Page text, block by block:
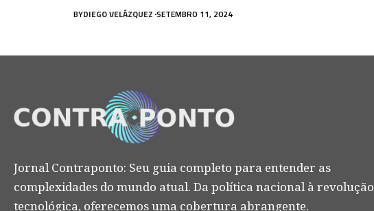
BYDIEGO VELÁZQUEZ SETEMBRO 11, 2024
Jornal Contraponto: Seu guia completo para entender as
complexidades do mundo atual. Da política nacional à revolução
tecnológica, oferecemos uma cobertura abrangente.